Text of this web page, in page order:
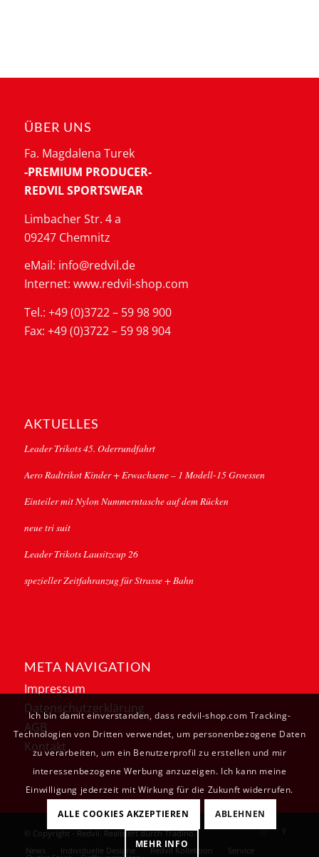
ÜBER UNS
Fa. Magdalena Turek
-PREMIUM PRODUCER-
REDVIL SPORTSWEAR
Limbacher Str. 4 a
09247 Chemnitz
eMail: info@redvil.de
Internet: www.redvil-shop.com
Tel.: +49 (0)3722 – 59 98 900
Fax: +49 (0)3722 – 59 98 904
AKTUELLES
Leader Trikots 45. Oderrundfahrt
Aero Radtrikot Kinder + Erwachsene – 1 Modell-15 Groessen
Einteiler mit Nylon Nummerntasche auf dem Rücken
neue tri suit
Leader Trikots Lausitzcup 26
spezieller Zeitfahranzug für Strasse + Bahn
META NAVIGATION
Impressum
Datenschutzerklärung
AGB
Kontakt
© Copyright - Redvil. Realisiert durchTradino.
News
Individuelle Designe Redvil Kollektion Service
Ich bin damit einverstanden, dass redvil-shop.com Tracking-
Technologien von Dritten verwendet, um personenbezogene Daten
zu verarbeiten, um ein Benutzerprofil zu erstellen und mir
interessenbezogene Werbung anzuzeigen. Ich kann meine
Einwilligung jederzeit mit Wirkung für die Zukunft widerrufen.
ALLE COOKIES AKZEPTIEREN ABLEHNEN
MEHR INFO